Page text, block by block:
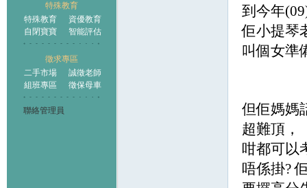
特殊教育
特殊教育
資優教育
自閉寶寶
智能評估
徵求專區
二手市場
誠徵老師
組班專區
徵保母車
聯絡管理員
到今年
佢小提琴
叫個女準
但佢媽媽
超難頂，
咁都可以
唔係掛?